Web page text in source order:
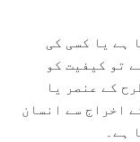
ہے یا کسی کی
تو کیفیت کو
کے عنصر یا
اخراج سے انسان
ہے۔